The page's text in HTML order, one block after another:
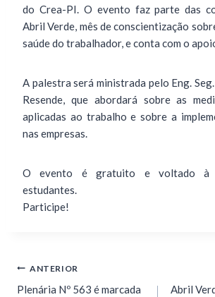
do Crea-PI. O evento faz parte das
Abril Verde, mês de conscientização
saúde do trabalhador, e conta com o
A palestra será ministrada pelo Eng.
Resende, que abordará sobre as
aplicadas ao trabalho e sobre a
nas empresas.
O evento é gratuito e voltado à
estudantes.
Participe!
ANTERIOR
Plenária Nº 563 é marcada
Abril